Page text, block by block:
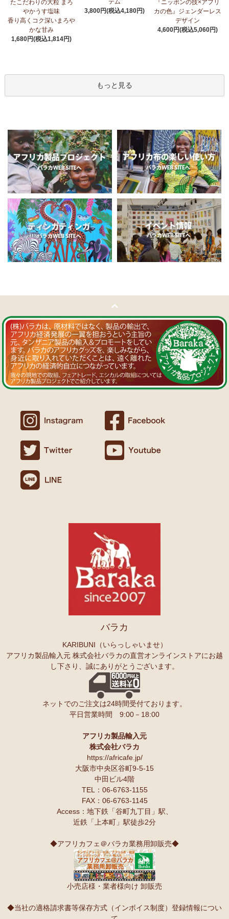
たこだわりの大粒 まろ
やかうす塩味
香り高くコク深いまろや
かな甘み
1,680円(税込1,814円)
テム
3,800円(税込4,180円)
『ニッポンの技×アフリ
カの色』ジェンダーレス
デザイン
4,600円(税込5,060円)
もっと見る
バラカ
KARIBUNI（いらっしゃいませ）
アフリカ製品輸入元 株式会社バラカの直営オンラインストアにお越
し下さり、誠にありがとうございます。
ネットでのご注文は24時間受付ております。
平日営業時間 9:00－18:00
アフリカ製品輸入元
株式会社バラカ
https://africafe.jp/
大阪市中央区谷町9-5-15
中田ビル4階
TEL：06-6763-1155
FAX：06-6763-1145
Access：地下鉄「谷町九丁目」駅、
近鉄「上本町」駅徒歩2分
◆アフリカフェ＠バラカ業務用卸販売◆
小売店様・業者様向け 卸販売
◆当社の適格請求書等保存方式（インボイス制度）登録情報につい